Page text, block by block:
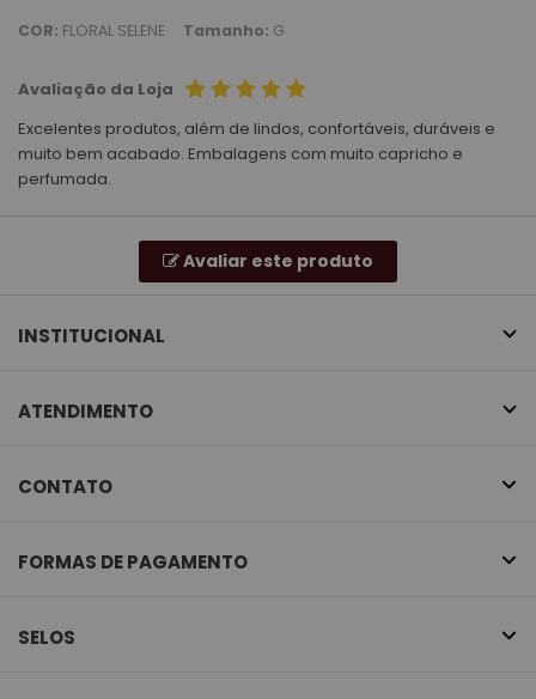
COR: FLORAL SELENE Tamanho: G
Avaliação da Loja
Excelentes produtos, além de lindos, confortáveis, duráveis e
muito bem acabado. Embalagens com muito capricho e
perfumada.
Avaliar este produto
INSTITUCIONAL
ATENDIMENTO
CONTATO
FORMAS DE PAGAMENTO
SELOS